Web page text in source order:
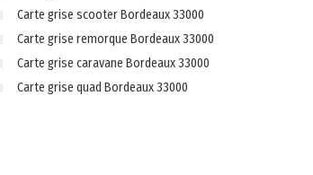
Carte grise scooter Bordeaux 33000
Carte grise remorque Bordeaux 33000
Carte grise caravane Bordeaux 33000
Carte grise quad Bordeaux 33000